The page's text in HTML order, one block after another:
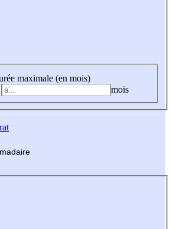
maximale (en mois)
mois
madaire